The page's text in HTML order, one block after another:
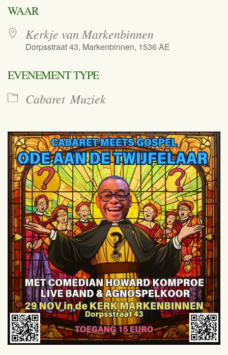
WAAR
Kerkje van Markenbinnen
Dorpsstraat 43, Markenbinnen, 1536 AE
EVENEMENT TYPE
Cabaret Muziek